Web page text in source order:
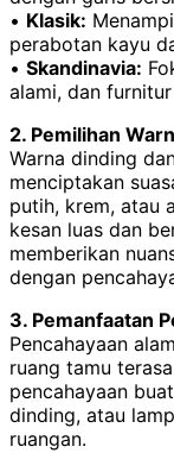
• Klasik:
perabotan kayu
• Skandinavia:
alami, dan
2. Pemilihan
Warna dinding
menciptakan
putih, krem, atau
kesan luas dan
memberikan
dengan
3. Pemanfaatan
Pencahayaan
ruang tamu
pencahayaan
dinding, atau
ruangan.